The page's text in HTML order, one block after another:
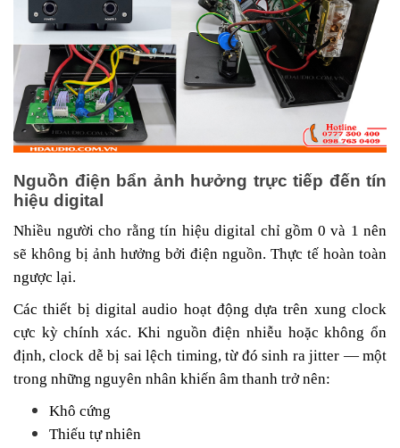
Nguồn điện bẩn ảnh hưởng trực tiếp đến tín
hiệu digital
Nhiều người cho rằng tín hiệu digital chỉ gồm 0 và 1 nên
sẽ không bị ảnh hưởng bởi điện nguồn. Thực tế hoàn toàn
ngược lại.
Các thiết bị digital audio hoạt động dựa trên xung clock
cực kỳ chính xác. Khi nguồn điện nhiễu hoặc không ổn
định, clock dễ bị sai lệch timing, từ đó sinh ra jitter — một
trong những nguyên nhân khiến âm thanh trở nên:
Khô cứng
Thiếu tự nhiên